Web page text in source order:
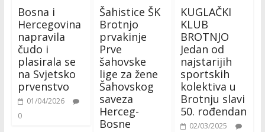
Bosna i
Hercegovina
napravila
čudo i
plasirala se
na Svjetsko
prvenstvo
01/04/2026
0
Šahistice ŠK
Brotnjo
prvakinje
Prve
šahovske
lige za žene
Šahovskog
saveza
Herceg-
Bosne
KUGLAČKI
KLUB
BROTNJO
Jedan od
najstarijih
sportskih
kolektiva u
Brotnju slavi
50. rođendan
02/03/2025